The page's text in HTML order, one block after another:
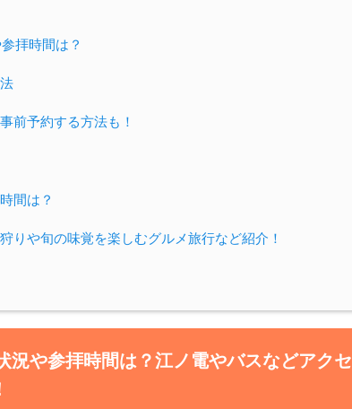
拝時間は？
前予約する方法も！
間は？
りや旬の味覚を楽しむグルメ旅行など紹介！
況や参拝時間は？江ノ電やバスなどアクセ